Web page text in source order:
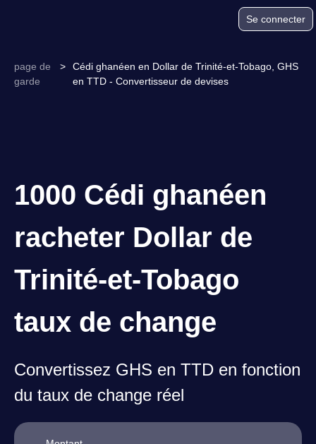
Se connecter
page de
garde
>
Cédi ghanéen en Dollar de Trinité-et-Tobago, GHS
en TTD - Convertisseur de devises
1000 Cédi ghanéen
racheter Dollar de
Trinité-et-Tobago
taux de change
Convertissez GHS en TTD en fonction
du taux de change réel